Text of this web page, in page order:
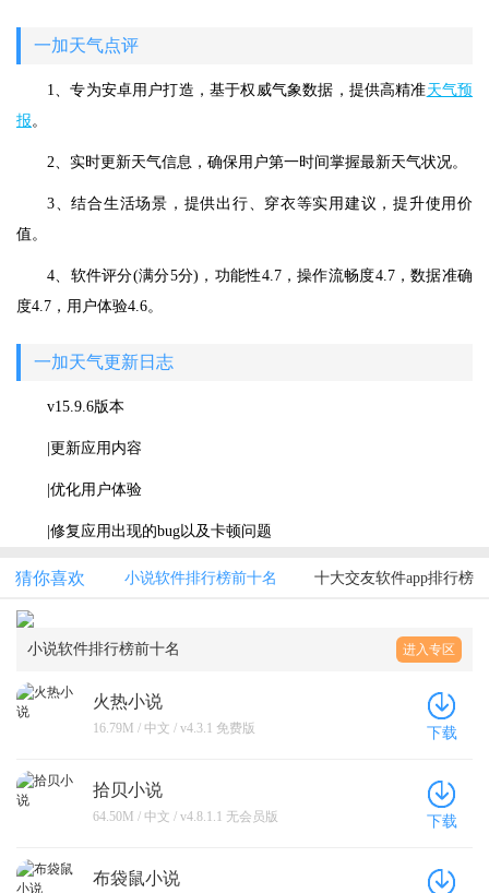
一加天气点评
1、专为安卓用户打造，基于权威气象数据，提供高精准天气预
报。
2、实时更新天气信息，确保用户第一时间掌握最新天气状况。
3、结合生活场景，提供出行、穿衣等实用建议，提升使用价
值。
4、软件评分(满分5分)，功能性4.7，操作流畅度4.7，数据准确
度4.7，用户体验4.6。
一加天气更新日志
v15.9.6版本
|更新应用内容
|优化用户体验
|修复应用出现的bug以及卡顿问题
猜你喜欢 小说软件排行榜前十名 十大交友软件app排行榜
小说软件排行榜前十名 进入专区
火热小说
16.79M / 中文 / v4.3.1 免费版 下载
拾贝小说
64.50M / 中文 / v4.8.1.1 无会员版 下载
布袋鼠小说